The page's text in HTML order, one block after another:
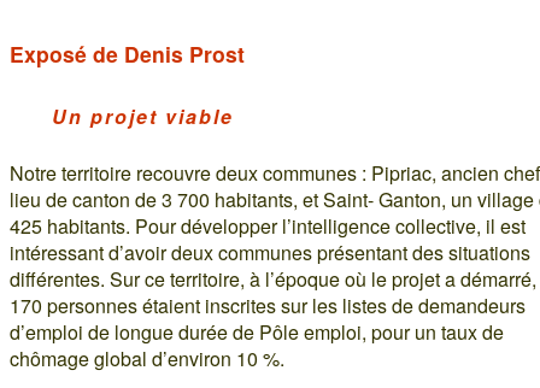
Exposé de Denis Prost
Un projet viable
Notre territoire recouvre deux communes : Pipriac, ancien
lieu de canton de 3 700 habitants, et Saint- Ganton, un village
425 habitants. Pour développer l’intelligence collective, il est
intéressant d’avoir deux communes présentant des situations
différentes. Sur ce territoire, à l’époque où le projet a démarré,
170 personnes étaient inscrites sur les listes de demandeurs
d’emploi de longue durée de Pôle emploi, pour un taux de
chômage global d’environ 10 %.